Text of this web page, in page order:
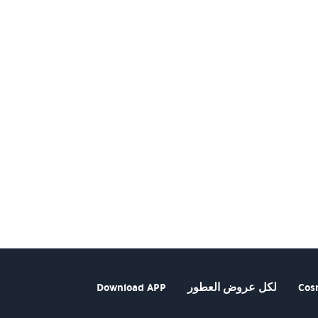
لكل عروض العطور Download APP